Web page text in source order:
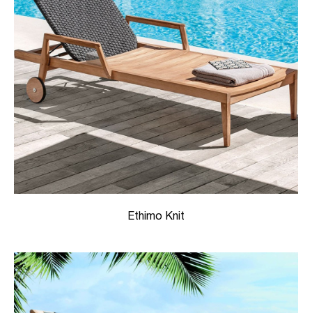
Ethimo Knit